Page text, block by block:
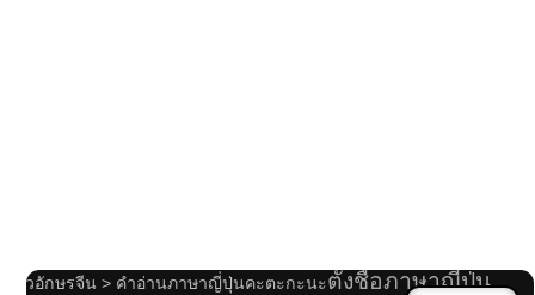
ตัวอักษรจีน > คำอ่านภาษาญี่ปุ่นคะตะกะนะตั้งชื่อภาษาญี่ปุ่น